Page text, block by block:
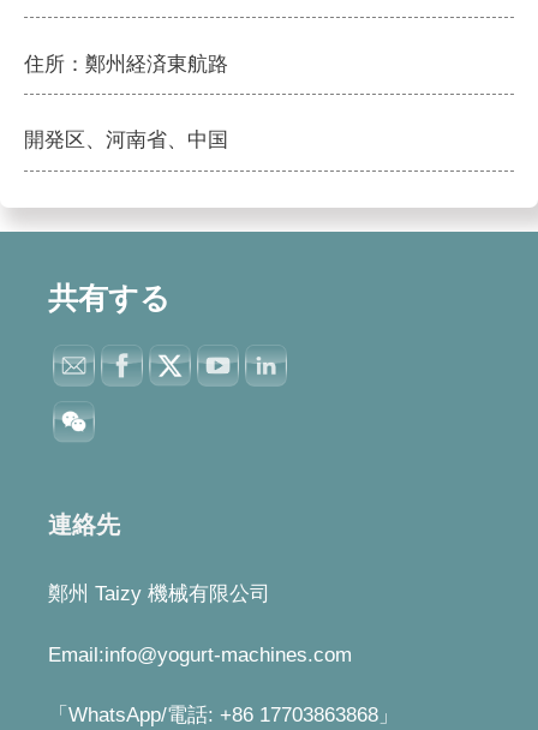
住所：鄭州経済東航路
開発区、河南省、中国
共有する
連絡先
鄭州 Taizy 機械有限公司
Email:info@yogurt-machines.com
「WhatsApp/電話: +86 17703863868」